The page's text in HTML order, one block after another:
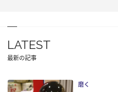
LATEST
最新の記事
磨く